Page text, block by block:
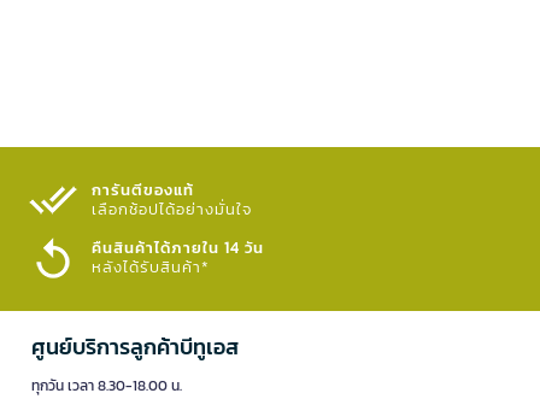
การันตีของแท้
เลือกช้อปได้อย่างมั่นใจ​
คืนสินค้าได้ภายใน 14 วัน
หลังได้รับสินค้า*
ศูนย์บริการลูกค้าบีทูเอส
ทุกวัน เวลา 8.30-18.00 น.